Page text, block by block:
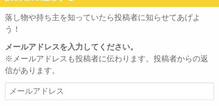
落し物や持ち主を知っていたら投稿者に知らせてあげよ
う！
メールアドレスを入力してください。
※メールアドレスも投稿者に伝わります。投稿者からの返
信があります。
ー